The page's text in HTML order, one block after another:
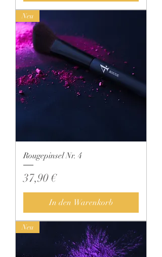
Neu
Rougepinsel Nr. 4
Preis
37,90 €
In den Warenkorb
Neu